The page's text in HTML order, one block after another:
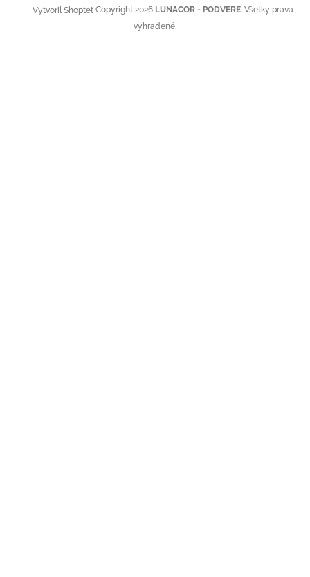
Vytvoril Shoptet Copyright 2026 LUNACOR - PODVERE. Všetky práva
vyhradené.